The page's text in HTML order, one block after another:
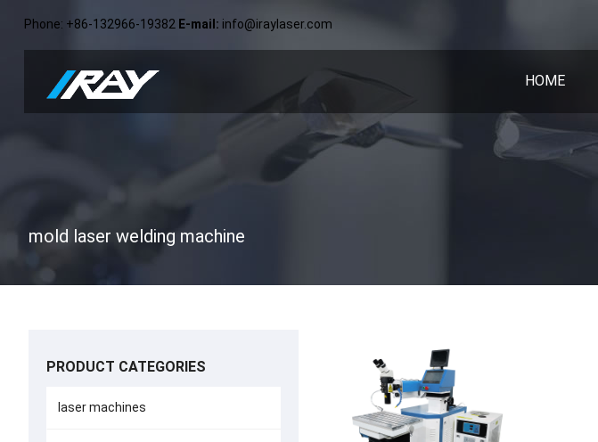
Phone: +86-132966-19382 E-mail : info@iraylaser.com
HOME
mold laser welding machine
PRODUCT CATEGORIES
laser machines